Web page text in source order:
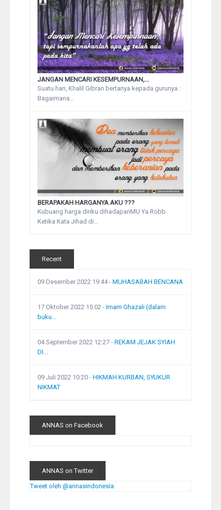
JANGAN MENCARI KESEMPURNAAN,...
Suatu hari, Khalil Gibran bertanya kepada gurunya :
Bagaimana...
BERAPAKAH HARGANYA AKU ???
Kubuang harga diriku dihadapanMU Ya Robb..
Ketika Kata Jihad di...
Recent
09 Desember 2022 19:44- MUHASABAH BENCANA
17 Oktober 2022 15:02 - Imam Ghazali (dalam
buku...
04 September 2022 12:27 - REKAM JEJAK SYIAH
DI...
09 Juli 2022 10:20 - HIKMAH KURBAN, SYUKUR
NIKMAT
ANNAS on Facebook
ANNAS on Twitter
Tweet oleh @annasindonesia